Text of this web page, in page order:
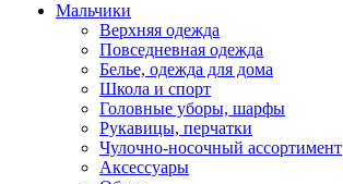
Мальчики
Верхняя одежда
Повседневная одежда
Белье, одежда для дома
Школа и спорт
Головные уборы, шарфы
Рукавицы, перчатки
Чулочно-носочный ассортимент
Аксессуары